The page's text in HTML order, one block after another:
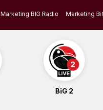
Marketing BIG Radio Marketing
BiG 2